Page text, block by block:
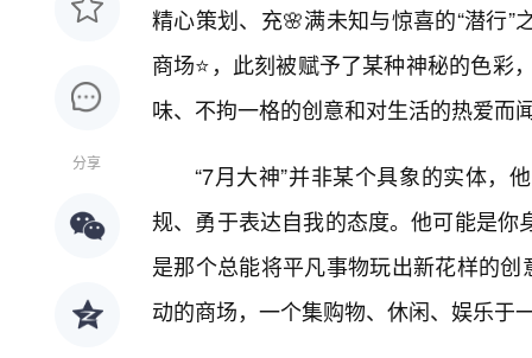
分享
精心策划、充🌸满未知与惊喜的“潜行
商场⭐，此刻被赋予了某种神秘的色
味、不拘一格的创意和对生活的热爱而
“7月大神”并非某个具象的实体，
规、勇于表达自我的态度。他可能是
是那个总能将平凡事物玩出新花样的
动的商场，一个集购物、休闲、娱乐于